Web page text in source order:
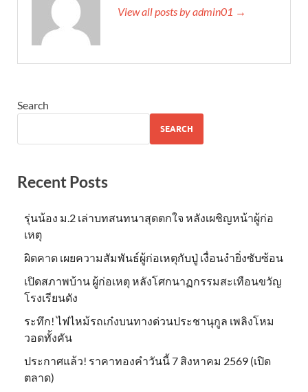
View all posts by admin01 →
Search
SEARCH
Recent Posts
รุ่นน้อง ม.2 เล่าบทสนทนาสุดตกใจ หลังเผชิญหน้าผู้ก่อ
เหตุ
ผิดคาด เผยความสัมพันธ์ผู้ก่อเหตุกับปู่ เงื่อนงำยิ่งซับซ้อน
เปิดสภาพบ้าน ผู้ก่อเหตุ หลังโศกนาฏกรรมสะเทือนขวัญ
โรงเรียนดัง
ระทึก! ไฟไหม้รถเก๋งบนทางด่วนประชานุกูล เพลิงโหม
วอดทั้งคัน
ประกาศแล้ว! ราคาทองคำวันนี้ 7 สิงหาคม 2569 (เปิด
ตลาด)